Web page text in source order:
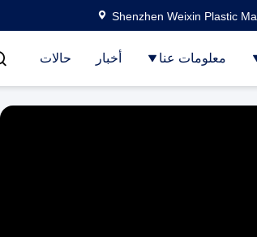
Shenzhen Weixin Plastic
معلومات عنا أخبار حالات